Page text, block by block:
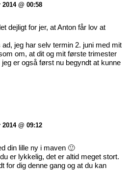
@ 00:58
dejligt for jer, at Anton får lov at
jeg har selv termin 2. juni med mit
om, at dit og mit første trimester
er også først nu begyndt at kunne
@ 09:12
din lille ny i maven 🙂
er lykkelig, det er altid meget stort.
for dig denne gang og at du kan